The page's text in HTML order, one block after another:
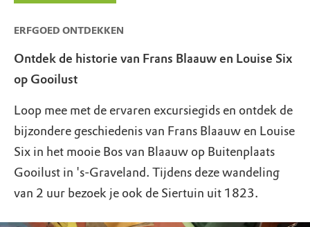
ERFGOED ONTDEKKEN
Ontdek de historie van Frans Blaauw en Louise Six
op Gooilust
Loop mee met de ervaren excursiegids en ontdek de
bijzondere geschiedenis van Frans Blaauw en Louise
Six in het mooie Bos van Blaauw op Buitenplaats
Gooilust in 's-Graveland. Tijdens deze wandeling
van 2 uur bezoek je ook de Siertuin uit 1823.